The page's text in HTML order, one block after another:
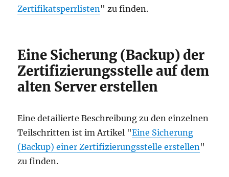
Zertifikatsperrlisten " zu finden.
Eine Sicherung (Backup) der
Zertifizierungsstelle auf dem
alten Server erstellen
Eine detailierte Beschreibung zu den einzelnen
Teilschritten ist im Artikel "Eine Sicherung
(Backup) einer Zertifizierungsstelle erstellen"
zu finden.